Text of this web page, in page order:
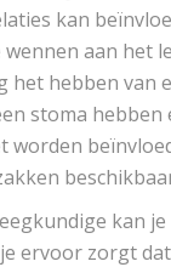
kan
aan het
het hebben van
stoma
worden
kan
ervoor zorgt